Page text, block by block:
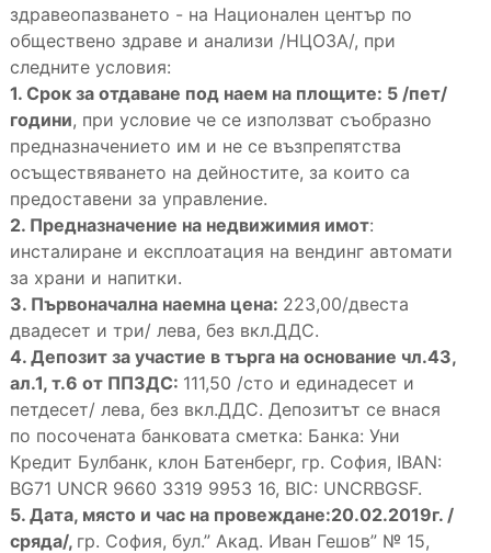
здравеопазването - на Национален център по
обществено здраве и анализи /НЦОЗА/, при
следните условия:
1. Срок за отдаване под наем на площите: 5 /пет/
години, при условие че се използват съобразно
предназначението им и не се възпрепятства
осъществяването на дейностите, за които са
предоставени за управление.
2. Предназначение на недвижимия имот:
инсталиране и експлоатация на вендинг автомати
за храни и напитки.
3. Първоначална наемна цена: 223,00/двеста
двадесет и три/ лева, без вкл.ДДС.
4. Депозит за участие в търга на основание чл.43,
ал.1, т.6 от ППЗДС: 111,50 /сто и единадесет и
петдесет/ лева, без вкл.ДДС. Депозитът се внася
по посочената банковата сметка: Банка: Уни
Кредит Булбанк, клон Батенберг, гр. София, IBAN:
BG71 UNCR 9660 3319 9953 16, BIC: UNCRBGSF.
5. Дата, място и час на провеждане:20.02.2019г. /
сряда/, гр. София, бул.” Акад. Иван Гешов” № 15,